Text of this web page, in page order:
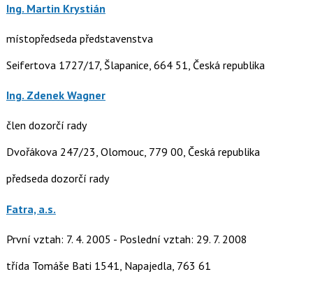
Ing. Martin Krystián
místopředseda představenstva
Seifertova 1727/17, Šlapanice, 664 51, Česká republika
Ing. Zdenek Wagner
člen dozorčí rady
Dvořákova 247/23, Olomouc, 779 00, Česká republika
předseda dozorčí rady
Fatra, a.s.
První vztah: 7. 4. 2005 - Poslední vztah: 29. 7. 2008
třída Tomáše Bati 1541, Napajedla, 763 61